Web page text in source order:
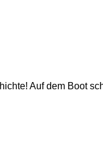
Auf dem Boot